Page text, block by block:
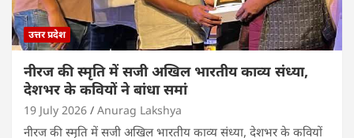
उत्तर प्रदेश
नीरज की स्मृति में सजी अखिल भारतीय काव्य संध्या,
देशभर के कवियों ने बांधा समां
19 July 2026 Anurag Lakshya
नीरज की स्मृति में सजी अखिल भारतीय काव्य संध्या, देशभर के कवियों